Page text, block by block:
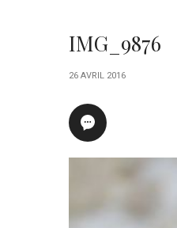
IMG_9876
26 AVRIL 2016